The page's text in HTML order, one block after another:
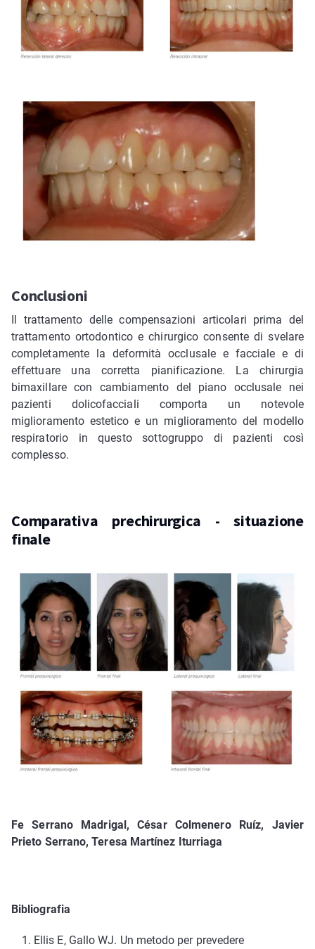
Conclusioni
Il trattamento delle compensazioni articolari prima del
trattamento ortodontico e chirurgico consente di svelare
completamente la deformità occlusale e facciale e di
effettuare una corretta pianificazione. La chirurgia
bimaxillare con cambiamento del piano occlusale nei
pazienti dolicofacciali comporta un notevole
miglioramento estetico e un miglioramento del modello
respiratorio in questo sottogruppo di pazienti così
complesso.
Comparativa prechirurgica - situazione
finale
Fe Serrano Madrigal, César Colmenero Ruíz, Javier
Prieto Serrano, Teresa Martínez Iturriaga
Bibliografia
Ellis E, Gallo WJ. Un metodo per prevedere